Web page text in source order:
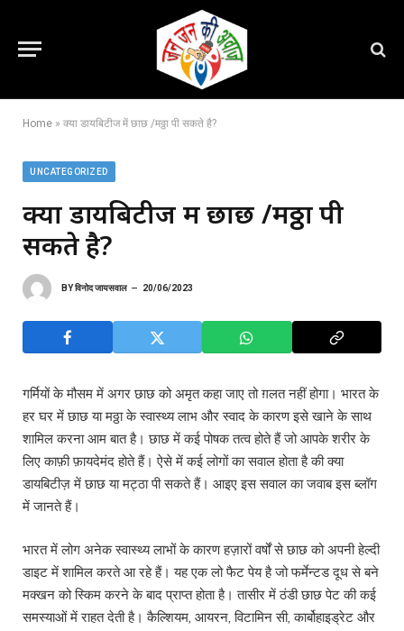
Home » क्या डायबिटीज में छाछ /मठ्ठा पी सकते है?
UNCATEGORIZED
क्या डायबिटीज में छाछ /मठ्ठा पी
सकते है?
BYविनोद जायसवाल 20/06/2023
गर्मियों के मौसम में अगर छाछ को अमृत कहा जाए तो ग़लत नहीं होगा। भारत के
हर घर में छाछ या मठ्ठा के स्वास्थ्य लाभ और स्वाद के कारण इसे खाने के साथ
शामिल करना आम बात है। छाछ में कई पोषक तत्व होते हैं जो आपके शरीर के
लिए काफ़ी फ़ायदेमंद होते हैं। ऐसे में कई लोगों का सवाल होता है की क्या
डायबिटीज़ में छाछ या मट्ठा पी सकते हैं। आइए इस सवाल का जवाब इस ब्लॉग
में जानते हैं।
भारत में लोग अनेक स्वास्थ्य लाभों के कारण हज़ारों वर्षों से छाछ को अपनी हेल्दी
डाइट में शामिल करते आ रहे हैं। यह एक लो फैट पेय है जो फर्मेन्टड दूध से बने
मक्खन को स्किम करने के बाद प्राप्त होता है। तासीर में ठंडी छाछ पेट की कई
समस्याओं में राहत देती है। कैल्शियम, आयरन, विटामिन सी, कार्बोहाइड्रेट और